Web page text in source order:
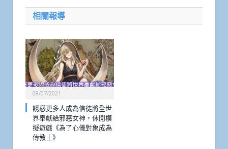
相關報導
08/07/2021
誘惑更多人成為信徒將全世
界奉獻給邪惡女神，休閒模
擬遊戲《為了心儀對象成為
傳教士》